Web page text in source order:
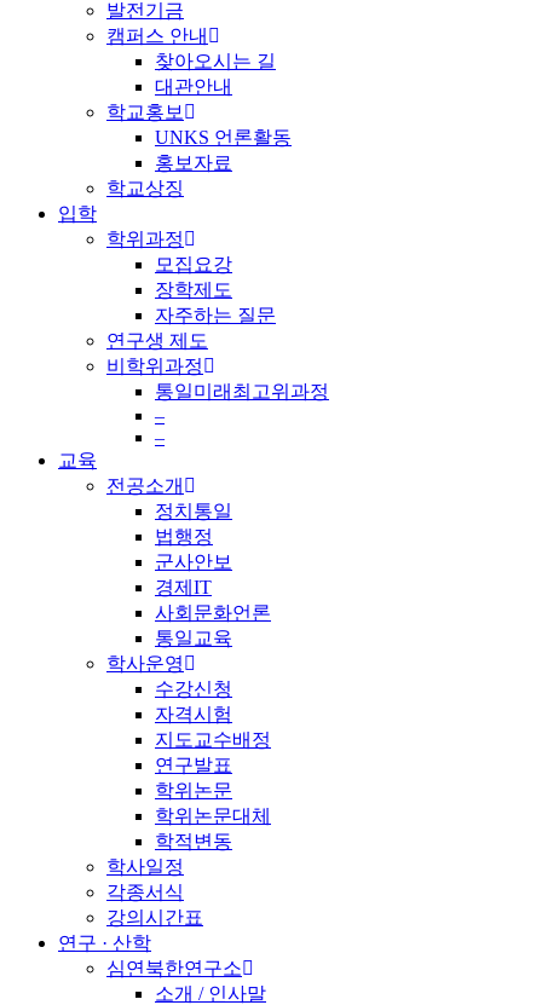
발전기금
캠퍼스 안내
찾아오시는 길
대관안내
학교홍보
UNKS 언론활동
홍보자료
학교상징
입학
학위과정
모집요강
장학제도
자주하는 질문
연구생 제도
비학위과정
통일미래최고위과정
–
–
교육
전공소개
정치통일
법행정
군사안보
경제IT
사회문화언론
통일교육
학사운영
수강신청
자격시험
지도교수배정
연구발표
학위논문
학위논문대체
학적변동
학사일정
각종서식
강의시간표
연구 · 산학
심연북한연구소
소개 / 인사말